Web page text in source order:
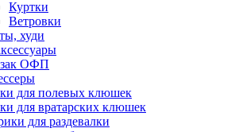
Куртки
Ветровки
худи
ОФП
для полевых клюшек
для вратарских клюшек
для раздевалки